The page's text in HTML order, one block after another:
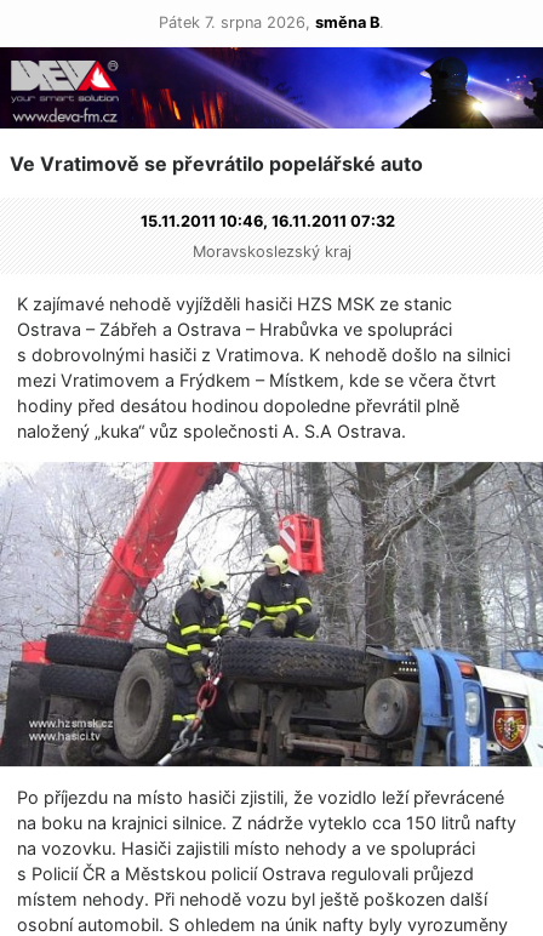
Pátek 7. srpna 2026, směna B.
Ve Vratimově se převrátilo popelářské auto
15.11.2011 10:46, 16.11.2011 07:32
Moravskoslezský kraj
K zajímavé nehodě vyjížděli hasiči HZS MSK ze stanic
Ostrava – Zábřeh a Ostrava – Hrabůvka ve spolupráci
s dobrovolnými hasiči z Vratimova. K nehodě došlo na silnici
mezi Vratimovem a Frýdkem – Místkem, kde se včera čtvrt
hodiny před desátou hodinou dopoledne převrátil plně
naložený „kuka“ vůz společnosti A. S.A Ostrava.
Po příjezdu na místo hasiči zjistili, že vozidlo leží převrácené
na boku na krajnici silnice. Z nádrže vyteklo cca 150 litrů nafty
na vozovku. Hasiči zajistili místo nehody a ve spolupráci
s Policií ČR a Městskou policií Ostrava regulovali průjezd
místem nehody. Při nehodě vozu byl ještě poškozen další
osobní automobil. S ohledem na únik nafty byly vyrozuměny